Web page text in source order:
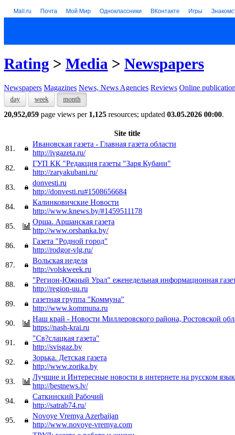
Mail.ru Почта Мой Мир Одноклассники ВКонтакте Игры
Rating > Media > Newspapers
Newspapers Magazines News, News Agencies Reviews Online
day week month
20,952,059 page views per 1,125 resources; updated 03.05.2026 00:00.
Site title
81.
Ивановская газета - Главная газета области
http://ivgazeta.ru/
82.
ГУП КК "Редакция газеты "Заря Кубани"
http://zaryakubani.ru/
83.
donvesti.ru
http://donvesti.ru#1508656684
84.
Калинковичские Новости
http://www.knews.by/#1459511178
85.
Орша. Аршанская газета
http://www.orshanka.by/
86.
Газета "Родной город"
http://rodgor-vlg.ru/
87.
Вольская неделя
http://volskweek.ru
88.
"Регион-Южный Урал" еженедельная информационная
http://region-uu.ru
89.
газетная группа "Коммуна"
http://www.kommuna.ru
90.
Наш край - Новости Миллеровского района, Ростовской
https://nash-krai.ru
91.
"Св?слацкая газета"
http://svisgaz.by
92.
Зорька. Детская газета
http://www.zorika.by
93.
Лучшие и Интересные новости в интернете на русском
http://bestnews.lv/
94.
Саткинский Рабочий
http://satrab74.ru/
95.
Novoye Vremya Azerbaijan
http://www.novoye-vremya.com